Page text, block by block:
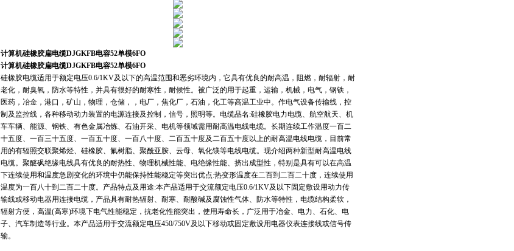
计算机硅橡胶扁电缆DJGKFB电容52单模6FO
计算机硅橡胶扁电缆DJGKFB电容52单模6FO
硅橡胶电缆适用于额定电压0.6/1KV及以下的高温范围和恶劣环境内，它具有优良的耐高温，阻燃，耐辐射，耐
老化，耐臭氧，防水等特性，并具有很好的耐寒性，耐候性。被广泛的用于起重，运输，机械，电气，钢铁，
医药，冶金，港口，矿山，物理，仓储，，电厂，焦化厂，石油，化工等高温工业中。作电气设备传输线，控
制及监控线，各种移动动力装置的电源连接及控制，信号，照明等。电缆品名:硅橡胶电力电缆、航空航天、机
车车辆、能源、钢铁、有色金属冶炼、石油开采、电机等领域需用耐高温电线电缆。长期连续工作温度一百二
十五度、一百三十五度、一百五十度、一百八十度、二百五十度及二百五十度以上的耐高温电线电缆，目前常
用的有辐照交联聚烯烃、硅橡胶、氟树脂、聚酰亚胺、云母、氧化镁等电线电缆。现介绍两种新型耐高温电线
电缆。聚醚砜绝缘电线具有优良的耐热性、物理机械性能、电绝缘性能、挤出成型性，特别是具有可以在高温
下连续使用和温度急剧变化的环境中仍能保持性能稳定等突出优点:热变形温度在二百到二百二十度，连续使用
温度为一百八十到二百二十度。产品特点及用途:本产品适用于交流额定电压0.6/1KV及以下固定敷设用动力传
输线或移动电器用连接电缆，产品具有耐热辐射、耐寒、耐酸碱及腐蚀性气体、防水等特性，电缆结构柔软，
辐射方便，高温(高寒)环境下电气性能稳定，抗老化性能突出，使用寿命长，广泛用于冶金、电力、石化、电
子、汽车制造等行业。本产品适用于交流额定电压450/750V及以下移动或固定敷设用电器仪表连接线或信号传
输。